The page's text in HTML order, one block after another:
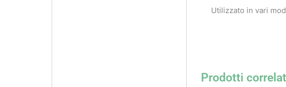
Utilizzato in vari
Prodotti